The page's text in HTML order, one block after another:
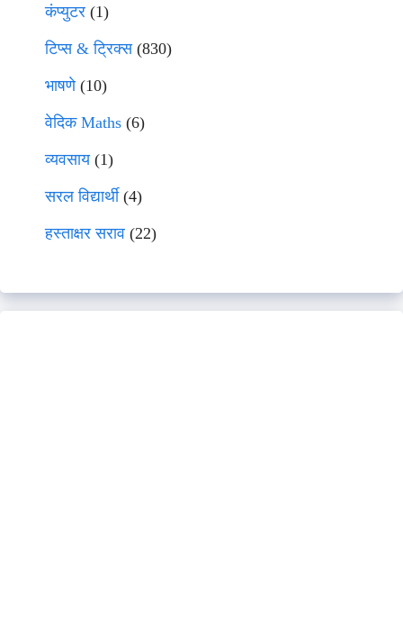
कंप्युटर (1)
टिप्स & ट्रिक्स(830)
भाषणे(10)
वेदिक Maths (6)
व्यवसाय(1)
सरल विद्यार्थी(4)
हस्ताक्षर सराव (22)